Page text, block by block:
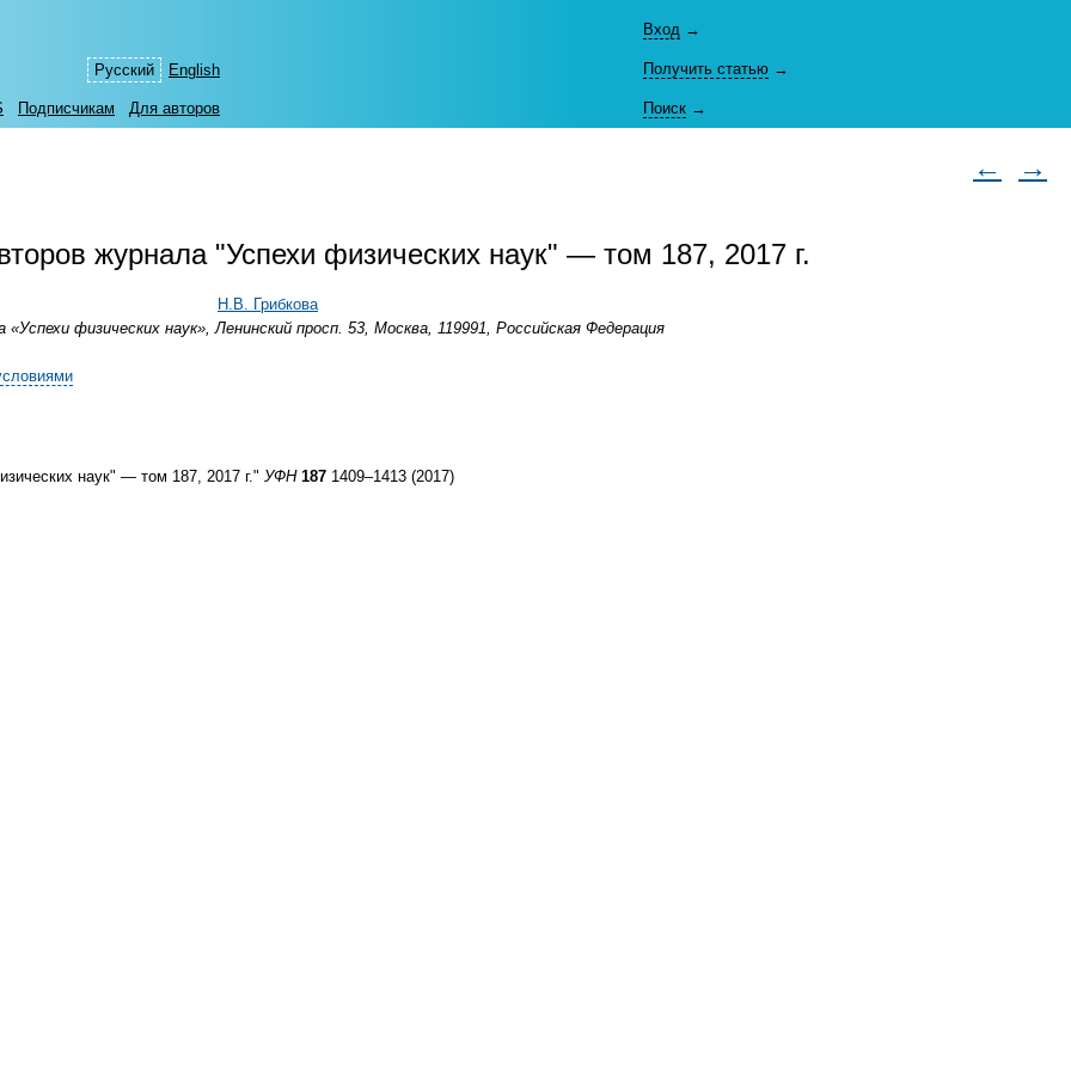
Русский English
Вход →
Получить статью →
Подписчикам Для авторов Поиск →
← →
журнала "Успехи физических наук" — том 187, 2017 г.
Н.В. Грибкова
«Успехи физических наук», Ленинский просп. 53, Москва, 119991, Российская Федерация
наук" — том 187, 2017 г." УФН 187 1409–1413 (2017)